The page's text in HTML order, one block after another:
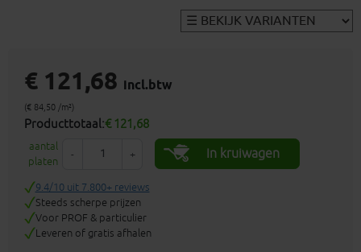
€ 121,68 incl.btw
(€ 84,50 /m²)
Producttotaal:€ 121,68
aantal
platen
- + In kruiwagen
9.4/10 uit 7.800+ reviews
Steeds scherpe prijzen
Voor PROF & particulier
Leveren of gratis afhalen